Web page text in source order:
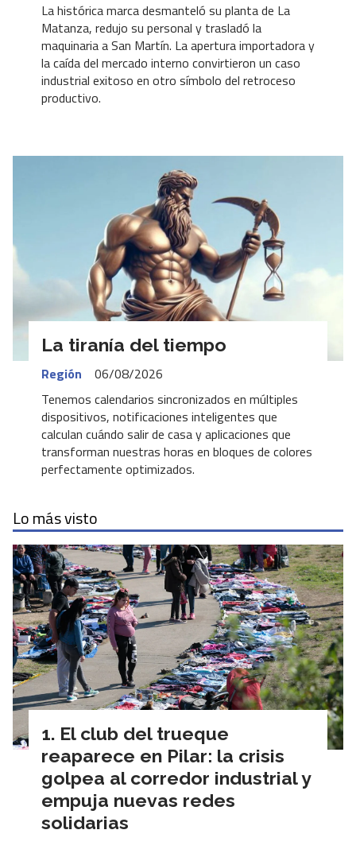
La histórica marca desmanteló su planta de La
Matanza, redujo su personal y trasladó la
maquinaria a San Martín. La apertura importadora y
la caída del mercado interno convirtieron un caso
industrial exitoso en otro símbolo del retroceso
productivo.
La tiranía del tiempo
Región
06/08/2026
Tenemos calendarios sincronizados en múltiples
dispositivos, notificaciones inteligentes que
calculan cuándo salir de casa y aplicaciones que
transforman nuestras horas en bloques de colores
perfectamente optimizados.
Lo más visto
El club del trueque
reaparece en Pilar: la crisis
golpea al corredor industrial y
empuja nuevas redes
solidarias